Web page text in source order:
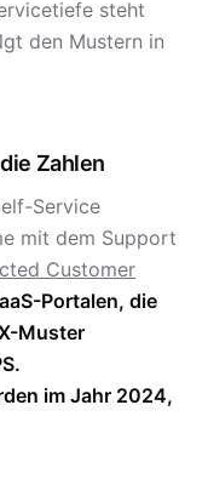
steht
den Mustern in
Zahlen
Service
mit dem Support
Customer
Portalen, die
Muster
im Jahr 2024,